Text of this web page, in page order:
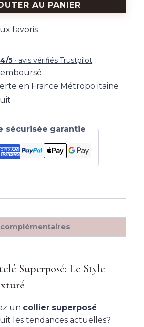
AU PANIER
favoris
5 · avis vérifiés Trustpilot
en France Métropolitaine
sécurisée garantie
Superposé: Le Style
un collier superposé
les tendances actuelles?